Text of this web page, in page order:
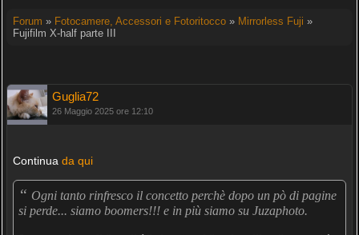
Forum » Fotocamere, Accessori e Fotoritocco» Mirrorless Fuji »
Fujifilm X-half parte III
Guglia72
26 Maggio 2025 ore 12:10
Continua da qui
“ Ogni tanto rinfresco il concetto perchè dopo un pò di pagine
si perde... siamo boomers!!! e in più siamo su Juzaphoto.